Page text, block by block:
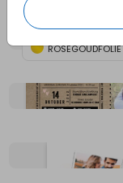
ROSÉGOUDFOLIE